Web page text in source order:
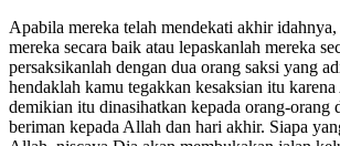
Apabila mereka telah mendekati akhir
mereka secara baik atau lepaskanlah mereka
persaksikanlah dengan dua orang saksi yang
hendaklah kamu tegakkan kesaksian itu
demikian itu dinasihatkan kepada orang-orang
beriman kepada Allah dan hari akhir. Siapa